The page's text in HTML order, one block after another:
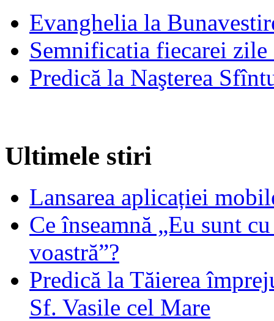
Evanghelia la
Semnificatia fiecarei
Predică la Naşterea
Ultimele stiri
Lansarea aplicației
Ce înseamnă „Eu sunt
voastră”?
Predică la Tăierea
Sf. Vasile cel Mare